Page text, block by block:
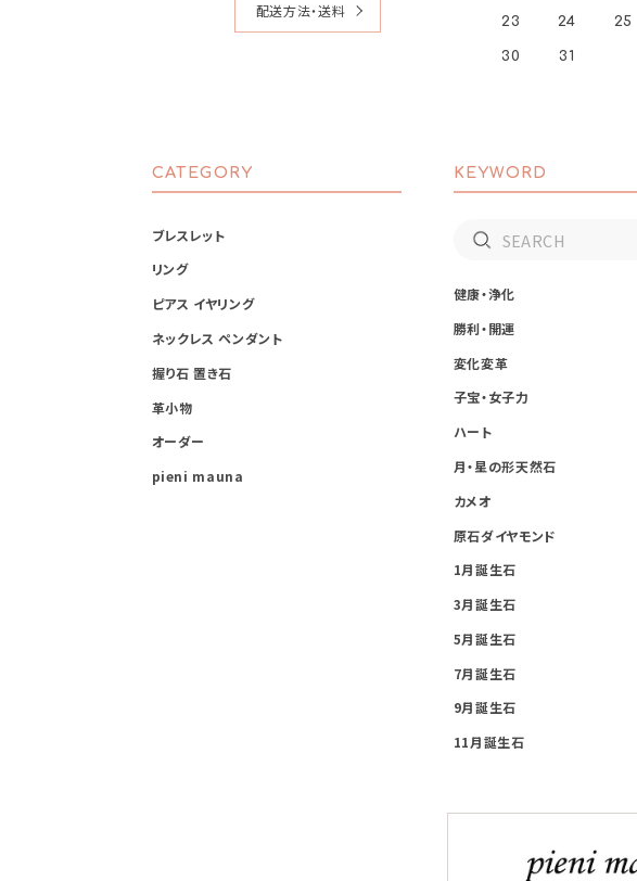
配送方法・送料
23 24 25
30 31
CATEGORY
ブレスレット
リング
ピアス イヤリング
ネックレス ペンダント
握り石 置き石
革小物
オーダー
pieni mauna
KEYWORD
健康・浄化
勝利・開運
変化変革
子宝・女子力
ハート
月・星の形天然石
カメオ
原石ダイヤモンド
1月誕生石
3月誕生石
5月誕生石
7月誕生石
9月誕生石
11月誕生石